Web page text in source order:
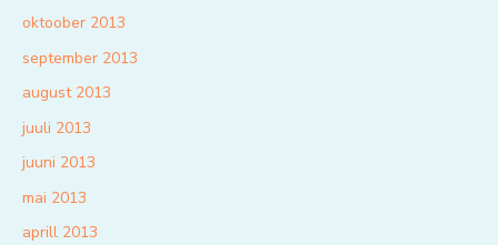
oktoober 2013
september 2013
august 2013
juuli 2013
juuni 2013
mai 2013
aprill 2013